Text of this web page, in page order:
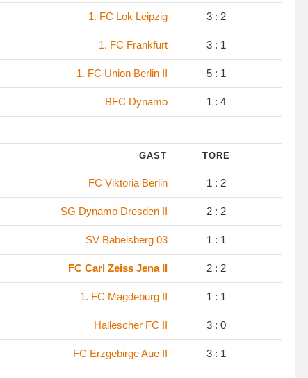
1. FC Lok Leipzig 3 : 2
1. FC Frankfurt 3 : 1
1. FC Union Berlin II 5 : 1
BFC Dynamo 1 : 4
GAST TORE
FC Viktoria Berlin 1 : 2
SG Dynamo Dresden II 2 : 2
SV Babelsberg 03 1 : 1
FC Carl Zeiss Jena II 2 : 2
1. FC Magdeburg II 1 : 1
Hallescher FC II 3 : 0
FC Erzgebirge Aue II 3 : 1